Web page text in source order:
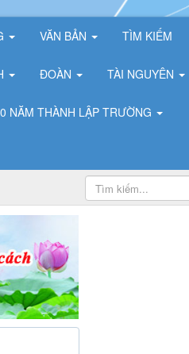
VĂN BẢN TÌM KIẾM
ĐOÀN TÀI NGUYÊN
NĂM THÀNH LẬP TRƯỜNG